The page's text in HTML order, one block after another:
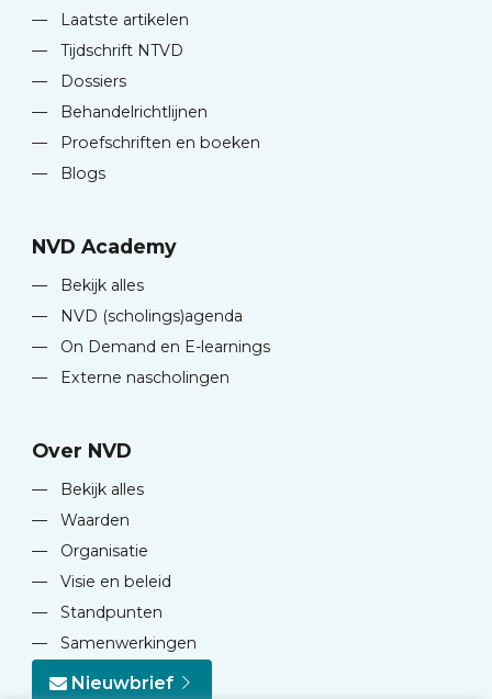
—
Laatste artikelen
—
Tijdschrift NTVD
—
Dossiers
—
Behandelrichtlijnen
—
Proefschriften en boeken
—
Blogs
NVD Academy
—
Bekijk alles
—
NVD (scholings)agenda
—
On Demand en E-learnings
—
Externe nascholingen
Over NVD
—
Bekijk alles
—
Waarden
—
Organisatie
—
Visie en beleid
—
Standpunten
—
Samenwerkingen
Nieuwbrief